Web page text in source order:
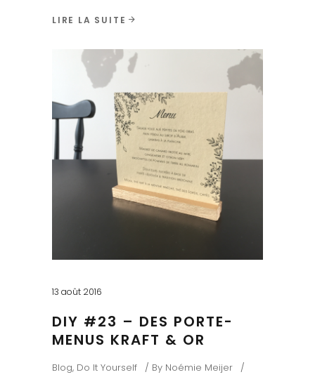
LIRE LA SUITE
13 août 2016
DIY #23 – DES PORTE-
MENUS KRAFT & OR
Blog, Do It Yourself By Noémie Meijer